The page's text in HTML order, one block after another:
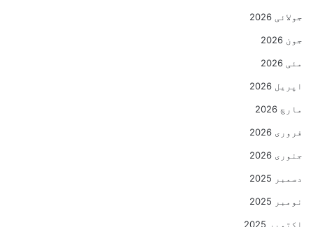
جولائی 2026
جون 2026
مئی 2026
اپریل 2026
مارچ 2026
فروری 2026
جنوری 2026
دسمبر 2025
نومبر 2025
اکتوبر 2025